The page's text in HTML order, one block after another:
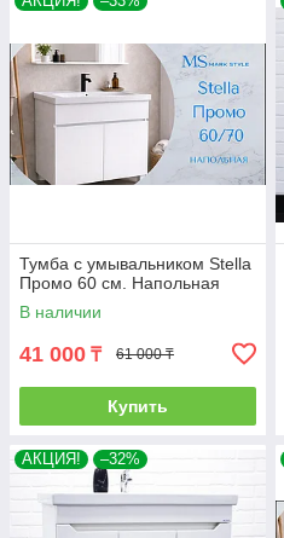
Тумба с умывальником Stella
Промо 60 см. Напольная
В наличии
41 000 ₸ 61 000 ₸
Купить
АКЦИЯ! –32%